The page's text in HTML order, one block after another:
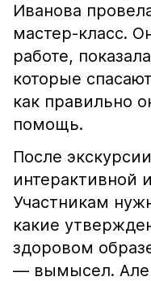
Иванова
мастер-класс.
работе,
которые
как правильно
помощь.
После
интерактивной
Участникам
какие
здоровом
— вымысел.